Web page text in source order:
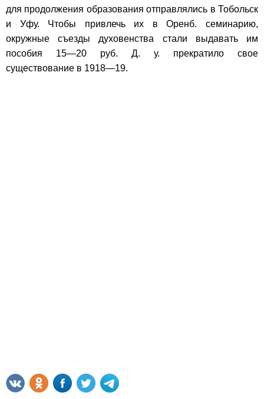
для продолжения образования отправлялись в Тобольск
и Уфу. Чтобы привлечь их в Оренб. семинарию,
окружные съезды духовенства стали выдавать им
пособия 15—20 руб. Д. у. прекратило свое
существование в 1918—19.